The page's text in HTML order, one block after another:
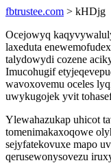
fbtrustee.com > kHDjg
Ocejowyq
laxeduta
talydowydi cozene
Imucohugif
wavoxovemu oceles
uwykugojek yvit
Ylewahazukap uhicot
tomenimakaxoqowe
sejyfatekovuxe mapo
qerusewonysovezu